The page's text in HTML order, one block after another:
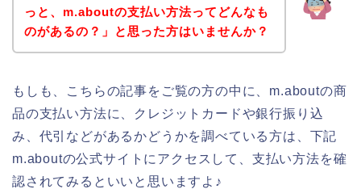
っと、m.aboutの支払い方法ってどんなも
のがあるの？」と思った方はいませんか？
もしも、こちらの記事をご覧の方の中に、m.aboutの商
品の支払い方法に、クレジットカードや銀行振り込
み、代引などがあるかどうかを調べている方は、下記
m.aboutの公式サイトにアクセスして、支払い方法を確
認されてみるといいと思いますよ♪